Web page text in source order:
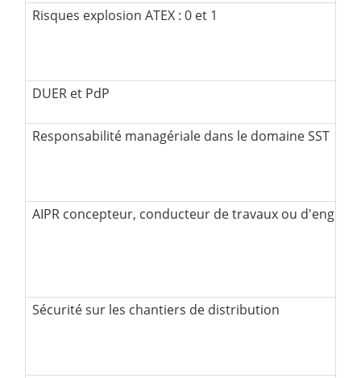
AIPR concepteur, conducteur de travaux ou d'engins
Sécurité sur les chantiers de distribution